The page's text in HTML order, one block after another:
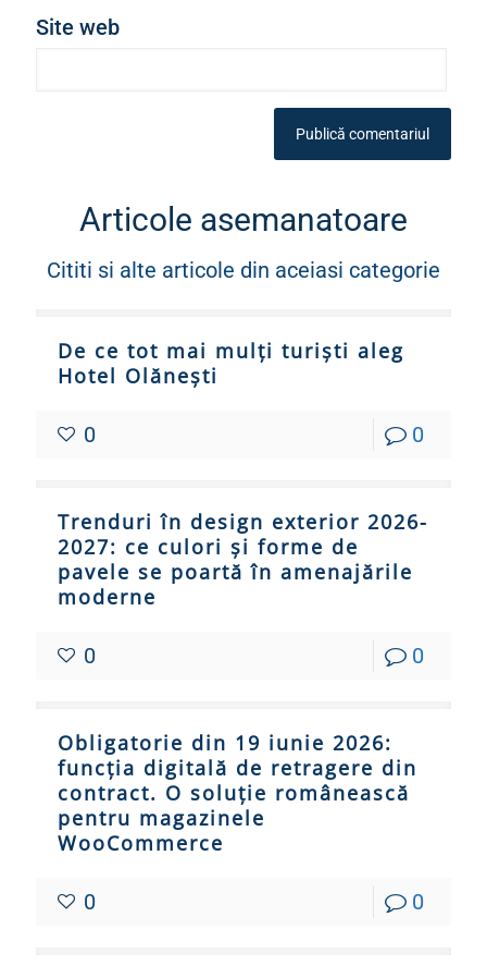
Site web
Articole asemanatoare
Cititi si alte articole din aceiasi categorie
De ce tot mai mulți turiști aleg
Hotel Olănești
0 0
Trenduri în design exterior 2026-
2027: ce culori și forme de
pavele se poartă în amenajările
moderne
0 0
Obligatorie din 19 iunie 2026:
funcția digitală de retragere din
contract. O soluție românească
pentru magazinele
WooCommerce
0 0